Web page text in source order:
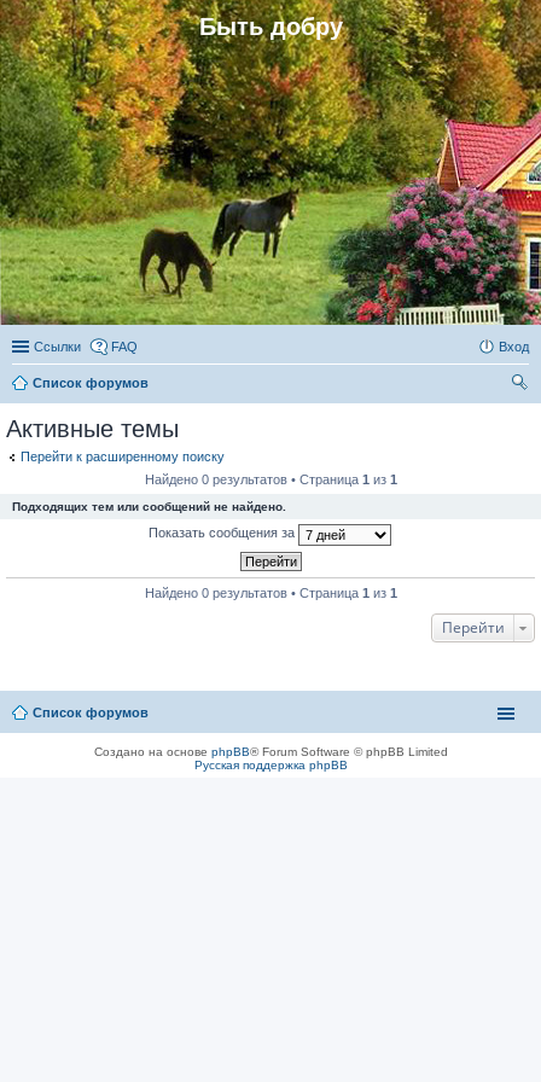
Быть добру
Ссылки FAQ Вход
Список форумов
Активные темы
Перейти к расширенному поиску
Найдено 0 результатов • Страница 1 из 1
Подходящих тем или сообщений не найдено.
Показать сообщения за
Найдено 0 результатов • Страница 1 из 1
Перейти
Список форумов
Создано на основе phpBB® Forum Software © phpBB Limited
Русская поддержка phpBB